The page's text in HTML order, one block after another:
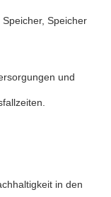
Speicher
und
in den